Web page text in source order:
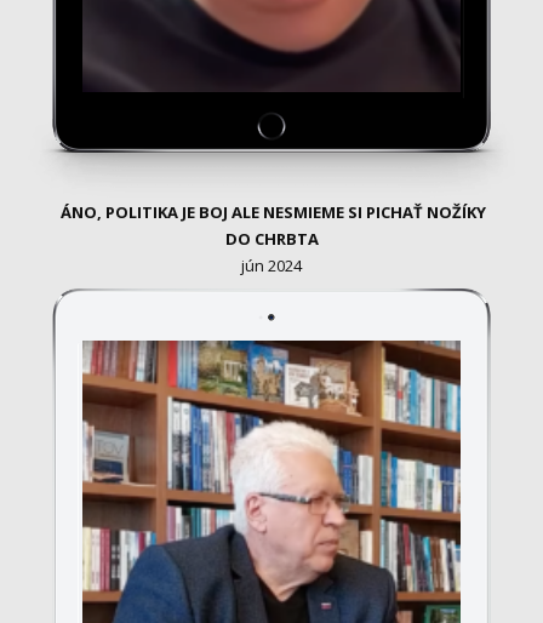
ÁNO, POLITIKA JE BOJ ALE NESMIEME SI PICHAŤ NOŽÍKY
DO CHRBTA
jún 2024